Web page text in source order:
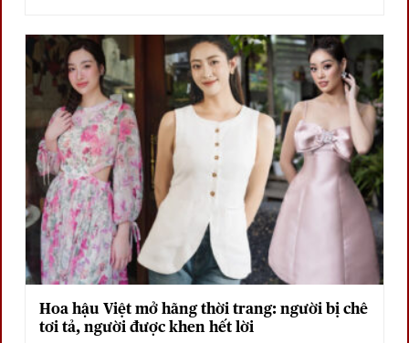
Hoa hậu Việt mở hãng thời trang: người bị chê
tơi tả, người được khen hết lời